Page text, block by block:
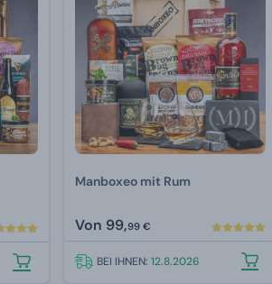
Manboxeo mit Rum
Von 99,99 €
BEI IHNEN: 12.8.2026